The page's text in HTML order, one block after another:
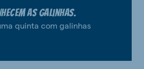
as galinhas.
quinta com galinhas